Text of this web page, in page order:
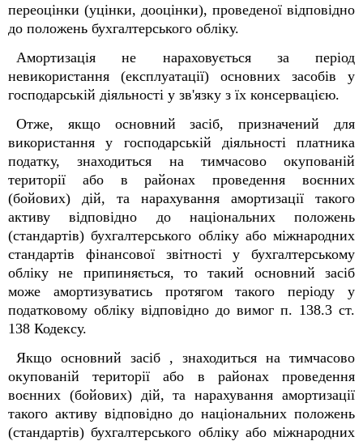
переоцінки (уцінки, дооцінки), проведеної відповідно
до положень бухгалтерського обліку.
Амортизація не нараховується за період
невикористання (експлуатації) основних засобів у
господарській діяльності у зв'язку з їх консервацією.
Отже, якщо основний засіб, призначений для
використання у господарській діяльності платника
податку, знаходиться на тимчасово окупованій
території або в районах проведення воєнних
(бойових) дій, та нарахування амортизації такого
активу відповідно до національних положень
(стандартів) бухгалтерського обліку або міжнародних
стандартів фінансової звітності у бухгалтерському
обліку не припиняється, то такий основний засіб
може амортизуватись протягом такого періоду у
податковому обліку відповідно до вимог п. 138.3 ст.
138 Кодексу.
Якщо основний засіб , знаходиться на тимчасово
окупованій території або в районах проведення
воєнних (бойових) дій, та нарахування амортизації
такого активу відповідно до національних положень
(стандартів) бухгалтерського обліку або міжнародних